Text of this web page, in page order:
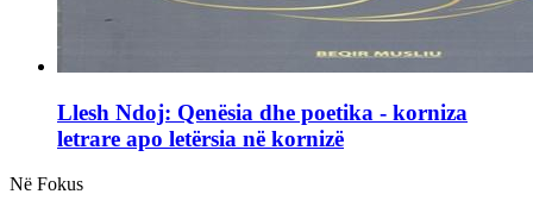
Llesh Ndoj: Qenësia dhe poetika - korniza
letrare apo letërsia në kornizë
Në Fokus